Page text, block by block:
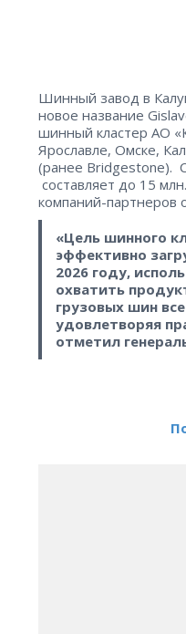
Шинный завод в
новое название
шинный кластер АО
Ярославле, Омске,
(ранее Bridgestone).
составляет до 15
компаний-партнеров
«Цель шинного
эффективно
2026 году,
охватить
грузовых шин
удовлетворяя
отметил